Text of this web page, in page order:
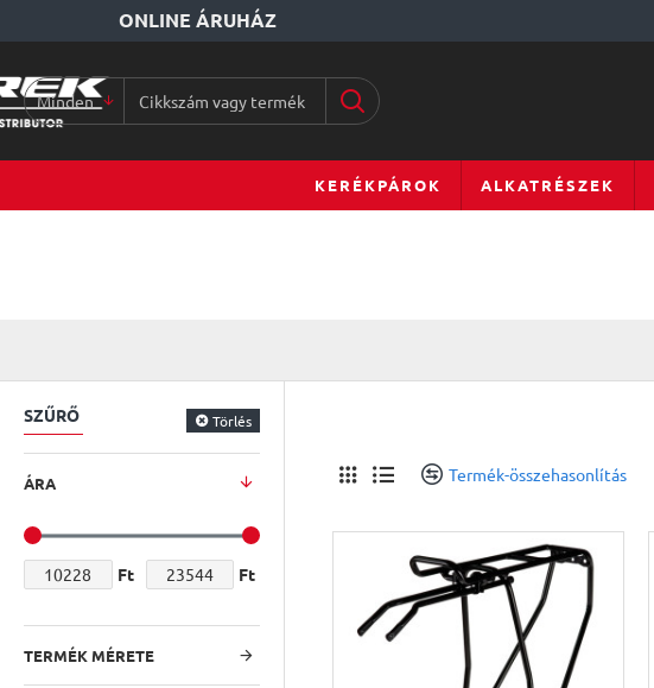
ONLINE ÁRUHÁZ
Minden
Cikkszám
terméknév...
KERÉKPÁROK ALKATRÉSZEK
SZŰRŐ Törlés
ÁRA
Ft Ft
TERMÉK MÉRETE
Termék-összehasonlítás